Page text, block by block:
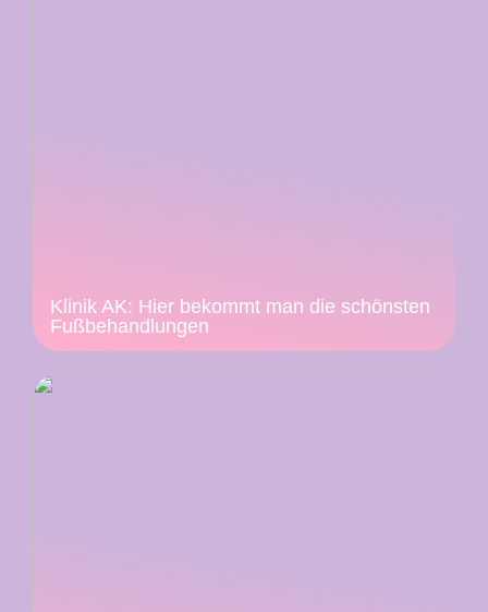
Klinik AK: Hier bekommt man die schönsten
Fußbehandlungen